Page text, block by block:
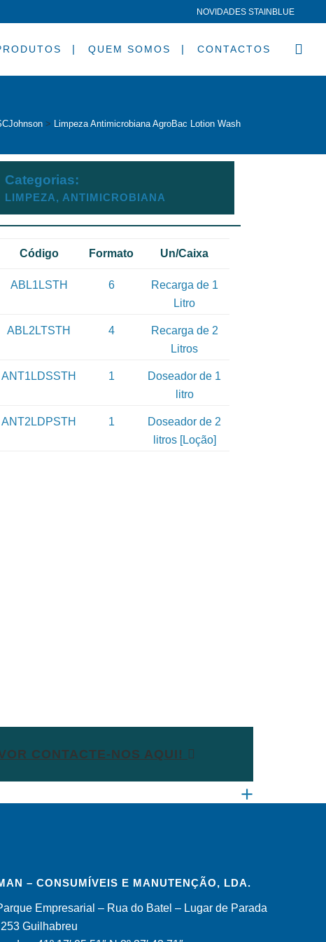
NOVIDADES STAINBLUE
QUEM SOMOS CONTACTOS
> Limpeza Antimicrobiana AgroBac Lotion Wash
Categorias:
LIMPEZA, ANTIMICROBIANA
Código Formato Un/Caixa
ABL1LSTH 6
Recarga de 1
Litro
ABL2LTSTH 4
Recarga de 2
Litros
ANT1LDSSTH 1
Doseador de 1
litro
ANT2LDPSTH 1
Doseador de 2
litros [Loção]
CONTACTE-NOS AQUI!
– CONSUMÍVEIS E MANUTENÇÃO, LDA.
Empresarial – Rua do Batel – Lugar de Parada
Guilhabreu